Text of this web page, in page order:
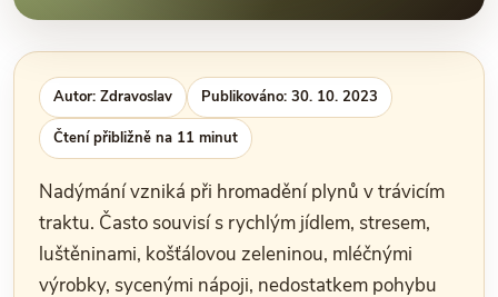
Autor: Zdravoslav Publikováno: 30. 10. 2023
Čtení přibližně na 11 minut
Nadýmání vzniká při hromadění plynů v trávicím
traktu. Často souvisí s rychlým jídlem, stresem,
luštěninami, košťálovou zeleninou, mléčnými
výrobky, sycenými nápoji, nedostatkem pohybu